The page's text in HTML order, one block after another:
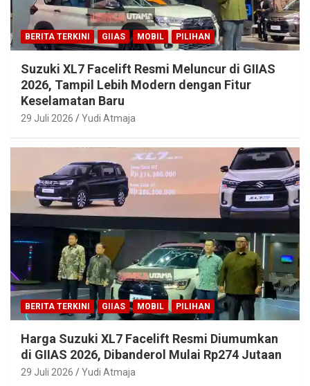
BERITA TERKINI GIIAS MOBIL PILIHAN
Suzuki XL7 Facelift Resmi Meluncur di GIIAS
2026, Tampil Lebih Modern dengan Fitur
Keselamatan Baru
29 Juli 2026 Yudi Atmaja
BERITA TERKINI GIIAS MOBIL PILIHAN
Harga Suzuki XL7 Facelift Resmi Diumumkan
di GIIAS 2026, Dibanderol Mulai Rp274 Jutaan
29 Juli 2026 Yudi Atmaja